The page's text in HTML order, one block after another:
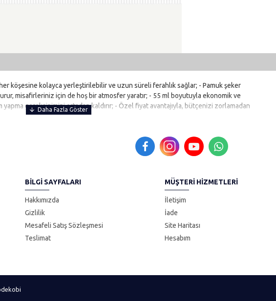
köşesine kolayca yerleştirilebilir ve uzun süreli ferahlık sağlar; - Pamuk şeker
misafirleriniz için de hoş bir atmosfer yaratır; - 55 ml boyutuyla ekonomik ve
yapma gereksinimini ortadan kaldırır; - Özel fiyat avantajıyla, bütçenizi zorlamadan
BILGI SAYFALARI
Hakkımızda
Gizlilik
Mesafeli Satış Sözleşmesi
Teslimat
MÜŞTERI HIZMETLERI
İletişim
İade
Site Haritası
Hesabım